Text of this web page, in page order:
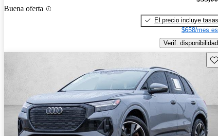
Buena oferta
El precio incluye tasas
$658/mes
Verif. disponibilidad